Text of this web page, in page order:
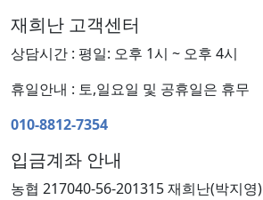
재희난 고객센터
상담시간 : 평일: 오후 1시 ~ 오후 4시
휴일안내 : 토,일요일 및 공휴일은 휴무
010-8812-7354
입금계좌 안내
농협 217040-56-201315 재희난(박지영)